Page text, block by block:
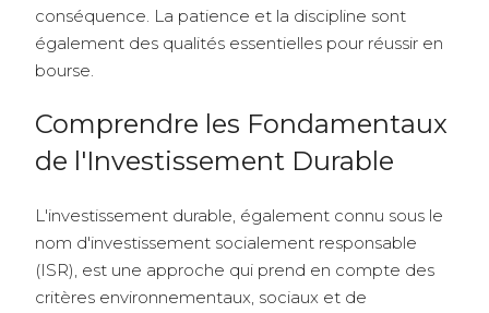
conséquence. La patience et la discipline sont
également des qualités essentielles pour réussir en
bourse.
Comprendre les Fondamentaux
de l'Investissement Durable
L'investissement durable, également connu sous le
nom d'investissement socialement responsable
(ISR), est une approche qui prend en compte des
critères environnementaux, sociaux et de